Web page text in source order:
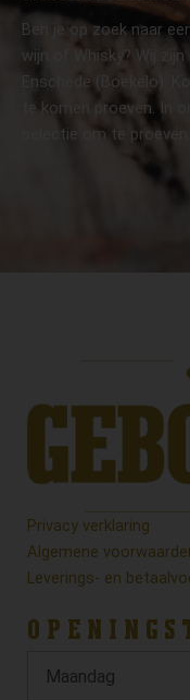
Ben je op zoek naar
wijn of Whisky? Wij
Enschede (Boekelo).
te komen proeven. In
selectie om te proeven.
Privacy verklaring
Algemene
Leverings- en
Maandag